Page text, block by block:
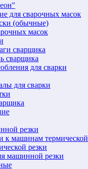
для сварочных масок
(обычные)
масок
сварщика
сварщика
для сварки
для сварки
резки
к машинам
резки
машинной резки